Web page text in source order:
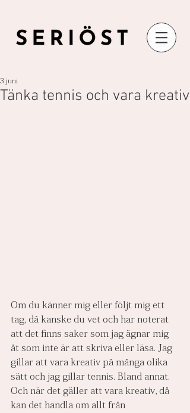
Tänka tennis och vara kreativ
3 juni
Om du känner mig eller följt mig ett
tag, då kanske du vet och har noterat
att det finns saker som jag ägnar mig
åt som inte är att skriva eller läsa. Jag
gillar att vara kreativ på många olika
sätt och jag gillar tennis. Bland annat.
Och när det gäller att vara kreativ, då
kan det handla om allt från